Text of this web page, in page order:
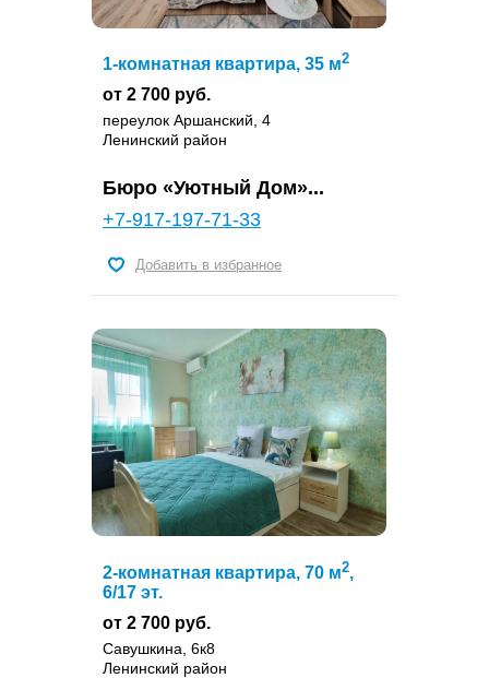
1-комнатная квартира, 35 м2
от 2 700 руб.
переулок Аршанский, 4
Ленинский район
Бюро «Уютный Дом»...
+7-917-197-71-33
Добавить в избранное
2-комнатная квартира, 70 м2,
6/17 эт.
от 2 700 руб.
Савушкина, 6к8
Ленинский район